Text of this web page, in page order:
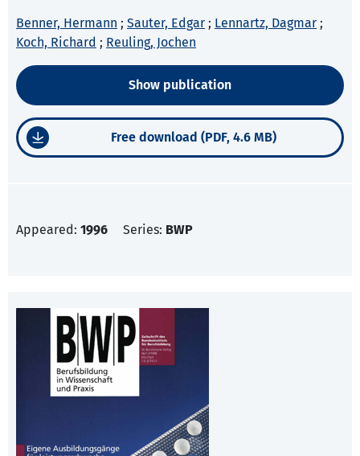
Benner, Hermann ; Sauter, Edgar ; Lennartz, Dagmar ;
Koch, Richard ; Reuling, Jochen
Show publication
Free download (PDF, 4.6 MB)
Appeared: 1996 Series: BWP